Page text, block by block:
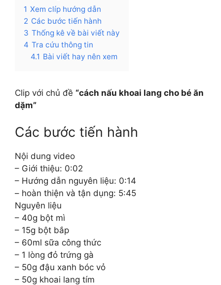
1 Xem clíp hướng dẫn
2 Các bước tiến hành
3 Thống kê về bài viết này
4 Tra cứu thông tin
4.1 Bài viết hay nên xem
Clip với chủ đề “cách nấu khoai lang cho bé ăn
dặm”
Các bước tiến hành
Nội dung video
– Giới thiệu: 0:02
– Hướng dẫn nguyên liệu: 0:14
– hoàn thiện và tận dụng: 5:45
Nguyên liệu
– 40g bột mì
– 15g bột bắp
– 60ml sữa công thức
– 1 lòng đỏ trứng gà
– 50g đậu xanh bóc vỏ
– 50g khoai lang tím